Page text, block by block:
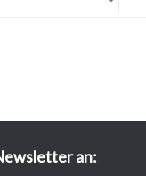
an: